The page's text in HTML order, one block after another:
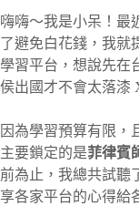
嗨嗨～我是小呆！最
了避免白花錢，我就
學習平台，想說先在
侯出國才不會太落漆
因為學習預算有限，
主要鎖定的是菲律賓
前為止，我總共試聽
享各家平台的心得給